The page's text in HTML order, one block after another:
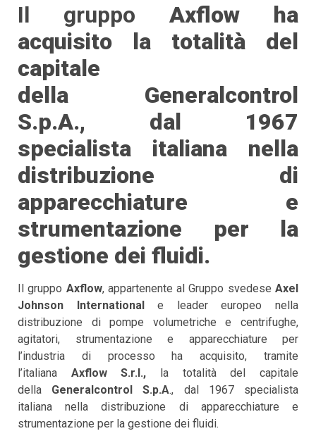
Il gruppo Axflow ha
acquisito la totalità del
capitale
della Generalcontrol
S.p.A., dal 1967
specialista italiana nella
distribuzione di
apparecchiature e
strumentazione per la
gestione dei fluidi.
Il gruppo Axflow, appartenente al Gruppo svedeseAxel
Johnson Internationale leader europeo nella
distribuzione di pompe volumetriche e centrifughe,
agitatori, strumentazione e apparecchiature per
l’industria di processo ha acquisito, tramite
l’italiana Axflow S.r.l., la totalità del capitale
della Generalcontrol S.p.A., dal 1967 specialista
italiana nella distribuzione di apparecchiature e
strumentazione per la gestione dei fluidi.